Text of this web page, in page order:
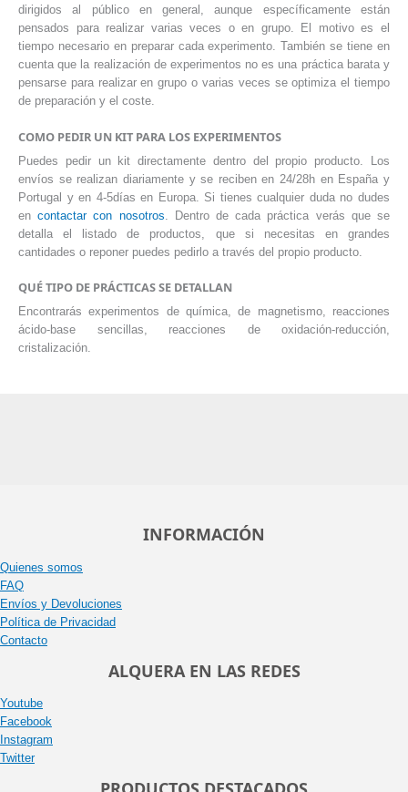
dirigidos al público en general, aunque específicamente están
pensados para realizar varias veces o en grupo. El motivo es el
tiempo necesario en preparar cada experimento. También se tiene en
cuenta que la realización de experimentos no es una práctica barata y
pensarse para realizar en grupo o varias veces se optimiza el tiempo
de preparación y el coste.
COMO PEDIR UN KIT PARA LOS EXPERIMENTOS
Puedes pedir un kit directamente dentro del propio producto. Los
envíos se realizan diariamente y se reciben en 24/28h en España y
Portugal y en 4-5días en Europa. Si tienes cualquier duda no dudes
encontactar con nosotros . Dentro de cada práctica verás que se
detalla el listado de productos, que si necesitas en grandes
cantidades o reponer puedes pedirlo a través del propio producto.
QUÉ TIPO DE PRÁCTICAS SE DETALLAN
Encontrarás experimentos de química, de magnetismo, reacciones
ácido-base sencillas, reacciones de oxidación-reducción,
cristalización.
INFORMACIÓN
Quienes somos
FAQ
Envíos y Devoluciones
Política de Privacidad
Contacto
ALQUERA EN LAS REDES
Youtube
Facebook
Instagram
Twitter